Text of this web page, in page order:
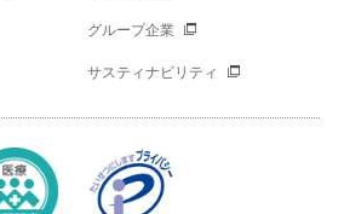
グループ企業
サスティナビリティ